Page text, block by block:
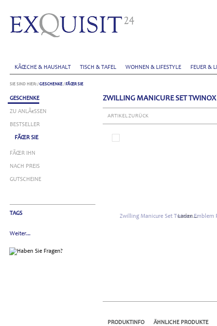
KÃŒCHE & HAUSHALT TISCH & TAFEL WOHNEN & LIFESTYLE FEUER &
SIE SIND HIER: /GESCHENKE / FÃŒR SIE
GESCHENKE
ZU ANLÃ€SSEN
BESTSELLER
FÃŒR SIE
FÃŒR IHN
NACH PREIS
GUTSCHEINE
TAGS
Weiter...
ZWILLING MANICURE SET
ARTIKEL ZURÜCK
Laden...
PRODUKTINFO ÄHNLICHE PRODUKTE